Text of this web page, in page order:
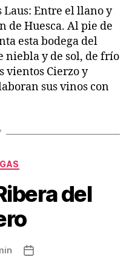
entrada
Laus: Entre el llano y
de Huesca. Al pie de
esta bodega del
niebla y de sol, de frío
vientos Cierzo y
sus vinos con
del
Fecha